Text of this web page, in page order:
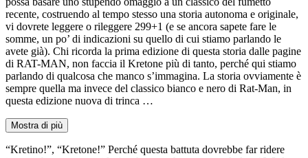
recente, costruendo al tempo stesso una storia autonoma e originale,
vi dovrete leggere o rileggere 299+1 (e se ancora sapete fare le
somme, un po’ di indicazioni su quello di cui stiamo parlando le
avete già). Chi ricorda la prima edizione di questa storia dalle pagine
di RAT-MAN, non faccia il Kretone più di tanto, perché qui stiamo
parlando di qualcosa che manco s’immagina. La storia ovviamente è
sempre quella ma invece del classico bianco e nero di Rat-Man, in
questa edizione nuova di trinca …
Mostra di più
“Kretino!”, “Kretone!” Perché questa battuta dovrebbe far ridere